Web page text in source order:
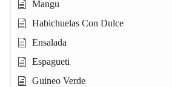
Mangu
Habichuelas Con Dulce
Ensalada
Espagueti
Guineo Verde